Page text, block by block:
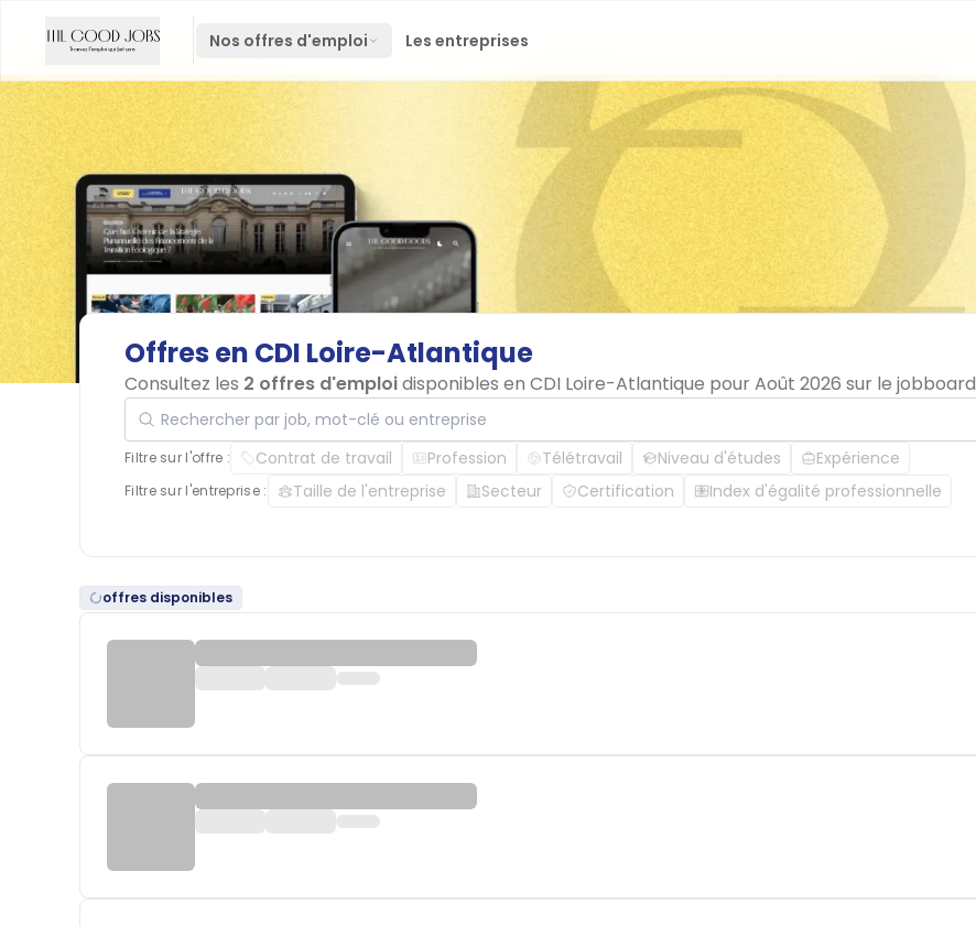
Nos offres d'emploi Les entreprises
Offres en CDI Loire-Atlantique
Consultez les 2 offres d'emploidisponibles en CDI Loire-Atlantique pour Août 2026 sur le jobboard
Rechercher par job, mot-clé ou entreprise
Filtre sur l'offre : Contrat de travail Profession Télétravail Niveau d'études Expérience
Filtre sur l'entreprise : Taille de l'entreprise Secteur Certification Index d'égalité professionnelle
offres disponibles